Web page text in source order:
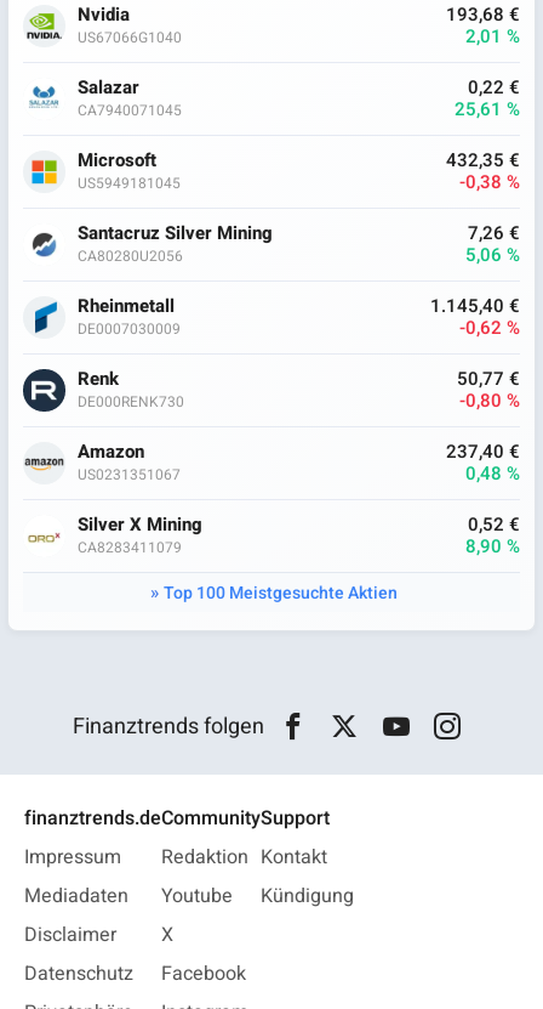
Nvidia
US67066G1040
193,68 €
2,01 %
Salazar
CA7940071045
0,22 €
25,61 %
Microsoft
US5949181045
432,35 €
-0,38 %
Santacruz Silver Mining
CA80280U2056
7,26 €
5,06 %
Rheinmetall
DE0007030009
1.145,40 €
-0,62 %
Renk
DE000RENK730
50,77 €
-0,80 %
Amazon
US0231351067
237,40 €
0,48 %
Silver X Mining
CA8283411079
0,52 €
8,90 %
Top 100 Meistgesuchte Aktien
Finanztrends folgen
finanztrends.de
Impressum
Mediadaten
Disclaimer
Datenschutz
Community
Redaktion
Youtube
X
Facebook
Support
Kontakt
Kündigung